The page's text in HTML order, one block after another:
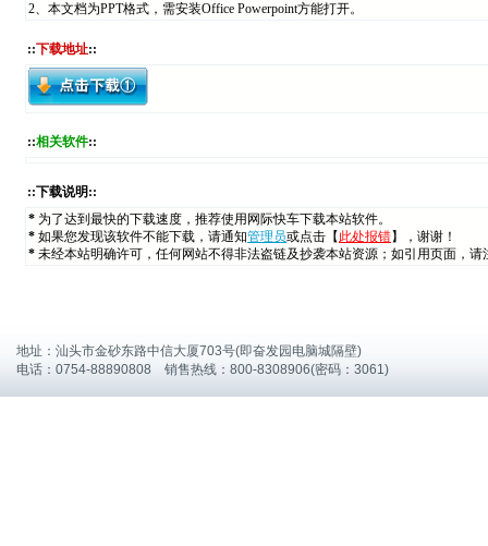
2、本文档为PPT格式，需安装Office Powerpoint方能打开。
::下载地址::
::相关软件::
::下载说明::
* 为了达到最快的下载速度，推荐使用网际快车下载本站软件。
* 如果您发现该软件不能下载，请通知管理员或点击【 此处报错】，谢谢！
* 未经本站明确许可，任何网站不得非法盗链及抄袭本站资源；如引用页面，
地址：汕头市金砂东路中信大厦703号(即奋发园电脑城隔壁)
电话：0754-88890808 销售热线：800-8308906(密码：3061)